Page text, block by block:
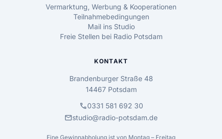
Vermarktung, Werbung & Kooperationen
Teilnahmebedingungen
Mail ins Studio
Freie Stellen bei Radio Potsdam
KONTAKT
Brandenburger Straße 48
14467 Potsdam
call0331 581 692 30
mailstudio@radio-potsdam.de
Eine Gewinnabholung ist von Montag – Freitag